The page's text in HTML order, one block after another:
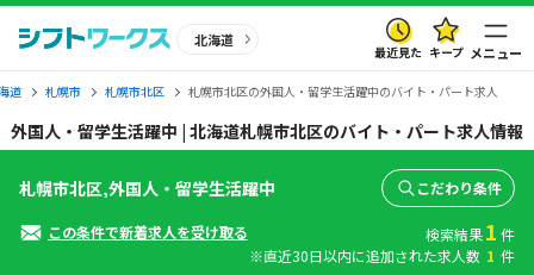
北海道
最近見た キープ メニュー
道 札幌市 札幌市北区 札幌市北区の外国人・留学生活躍中のバイト・パート求人
外国人・留学生活躍中 | 北海道札幌市北区のバイト・パート求人情報
札幌市北区,外国人・留学生活躍中 こだわり条件
この条件で新着求人を受け取る 検索結果1 件
※直近30日以内に追加された求人数 1 件